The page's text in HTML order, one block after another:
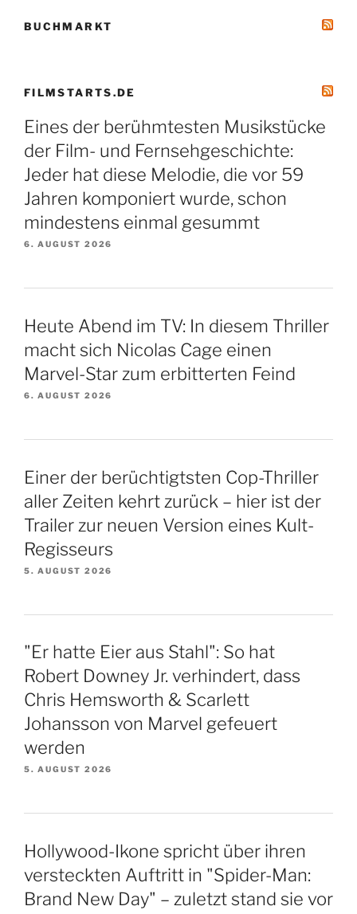
BUCHMARKT
FILMSTARTS.DE
Eines der berühmtesten Musikstücke
der Film- und Fernsehgeschichte:
Jeder hat diese Melodie, die vor 59
Jahren komponiert wurde, schon
mindestens einmal gesummt
6. AUGUST 2026
Heute Abend im TV: In diesem Thriller
macht sich Nicolas Cage einen
Marvel-Star zum erbitterten Feind
6. AUGUST 2026
Einer der berüchtigtsten Cop-Thriller
aller Zeiten kehrt zurück – hier ist der
Trailer zur neuen Version eines Kult-
Regisseurs
5. AUGUST 2026
"Er hatte Eier aus Stahl": So hat
Robert Downey Jr. verhindert, dass
Chris Hemsworth & Scarlett
Johansson von Marvel gefeuert
werden
5. AUGUST 2026
Hollywood-Ikone spricht über ihren
versteckten Auftritt in "Spider-Man:
Brand New Day" – zuletzt stand sie vor